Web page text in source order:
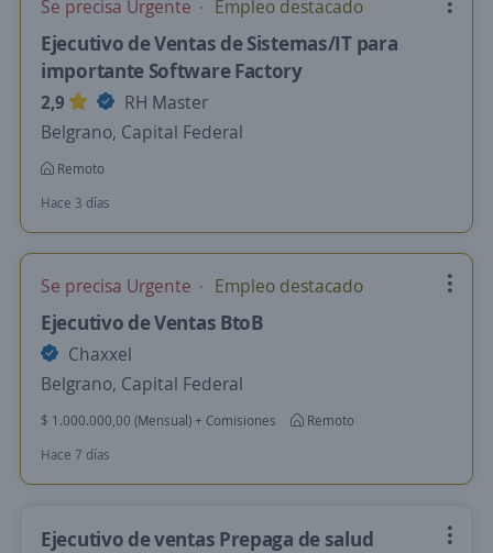
Se precisa Urgente Empleo destacado
Ejecutivo de Ventas de Sistemas/IT para
importante Software Factory
2,9
RH Master
Belgrano, Capital Federal
Remoto
Hace 3 días
Se precisa Urgente Empleo destacado
Ejecutivo de Ventas BtoB
Chaxxel
Belgrano, Capital Federal
$ 1.000.000,00 (Mensual) + Comisiones
Remoto
Hace 7 días
Ejecutivo de ventas Prepaga de salud